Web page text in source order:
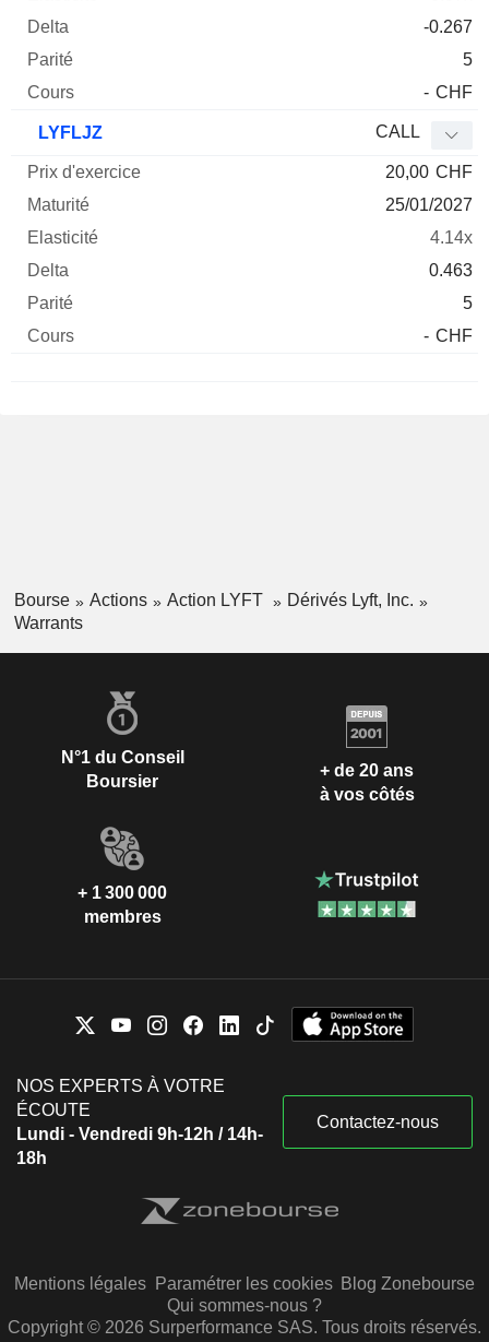
-0.267
5
- CHF
LYFLJZ CALL
20,00 CHF
25/01/2027
4.14x
0.463
5
- CHF
Bourse Actions Action LYFT
Dérivés Lyft, Inc.
Warrants
N°1 du Conseil
Boursier
+ de 20 ans
à vos côtés
+ 1 300 000
membres
NOS EXPERTS À VOTRE
ÉCOUTE
Lundi - Vendredi 9h-12h / 14h-
18h
Contactez-nous
Mentions légales Paramétrer les cookies Blog Zonebourse
Qui sommes-nous ?
Copyright © 2026 Surperformance SAS. Tous droits réservés.